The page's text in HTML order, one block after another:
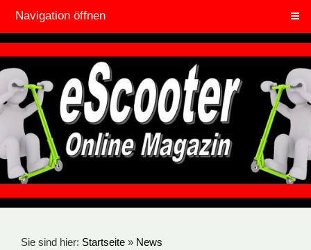
Navigation öffnen
Sie sind hier: Startseite » News